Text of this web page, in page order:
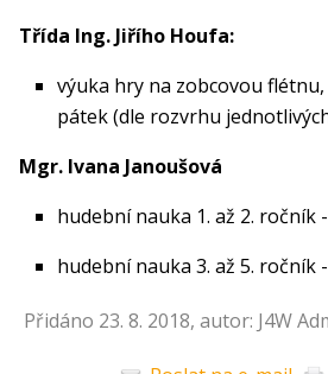
Třída Ing. Jiřího Houfa:
výuka hry na zobcovou
pátek (dle rozvrhu
Mgr. Ivana Janoušová
hudební nauka 1. až 2. ročník
hudební nauka 3. až 5. ročník
Přidáno 23. 8. 2018, autor: J4W